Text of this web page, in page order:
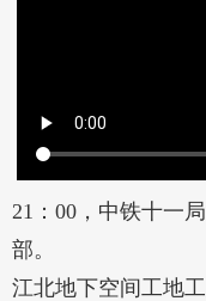
21：00，中铁十一
部。
江北地下空间工地